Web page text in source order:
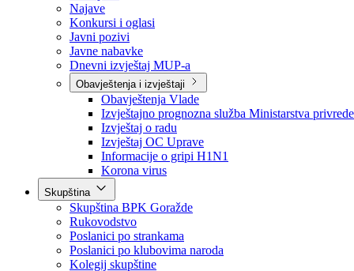
Aktuelno
Sve vijesti
Izdvojeno
Najave
Konkursi i oglasi
Javni pozivi
Javne nabavke
Dnevni izvještaj MUP-a
Obavještenja i izvještaji
Obavještenja Vlade
Izvještajno prognozna služba Ministarstva privrede
Izvještaj o radu
Izvještaj OC Uprave
Informacije o gripi H1N1
Korona virus
Skupština
Skupština BPK Goražde
Rukovodstvo